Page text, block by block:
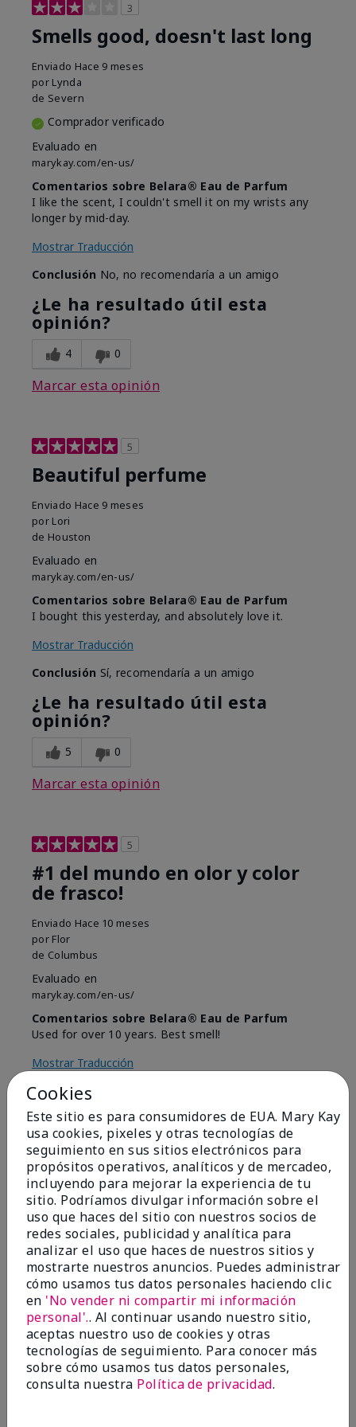
3
Smells good, doesn't last long
Enviado Hace 9 meses
por Lynda
de Severn
Comprador verificado
Evaluado en
marykay.com/en-us/
Comentarios sobre Belara® Eau de Parfum
I like the scent, I couldn't smell it on my wrists any
longer by mid-day.
Mostrar Traducción
Conclusión No, no recomendaría a un amigo
¿Le ha resultado útil esta
opinión?
4 0
Marcar esta opinión
5
Beautiful perfume
Enviado Hace 9 meses
por Lori
de Houston
Evaluado en
marykay.com/en-us/
Comentarios sobre Belara® Eau de Parfum
I bought this yesterday, and absolutely love it.
Mostrar Traducción
Conclusión Sí, recomendaría a un amigo
¿Le ha resultado útil esta
opinión?
5 0
Marcar esta opinión
5
#1 del mundo en olor y color
de frasco!
Enviado Hace 10 meses
por Flor
de Columbus
Evaluado en
marykay.com/en-us/
Comentarios sobre Belara® Eau de Parfum
Used for over 10 years. Best smell!
Mostrar Traducción
Conclusión
¿Le ha resultado útil esta
opinión?
4 0
Marcar esta opinión
5
Kristen
EnviadoHace 10 meses
por Jennifer
de MECHANCSBRG
Comprador verificado
Cookies
Este sitio es para consumidores de EUA. Mary Kay
usa cookies, pixeles y otras tecnologías de
seguimiento en sus sitios electrónicos para
propósitos operativos, analíticos y de mercadeo,
incluyendo para mejorar la experiencia de tu
sitio. Podríamos divulgar información sobre el
uso que haces del sitio con nuestros socios de
redes sociales, publicidad y analítica para
analizar el uso que haces de nuestros sitios y
mostrarte nuestros anuncios. Puedes administrar
cómo usamos tus datos personales haciendo clic
en 'No vender ni compartir mi información
personal'.. Al continuar usando nuestro sitio,
aceptas nuestro uso de cookies y otras
tecnologías de seguimiento. Para conocer más
sobre cómo usamos tus datos personales,
consulta nuestra Política de privacidad.